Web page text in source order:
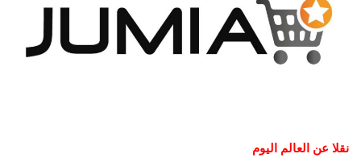
نقلا عن العالم اليوم